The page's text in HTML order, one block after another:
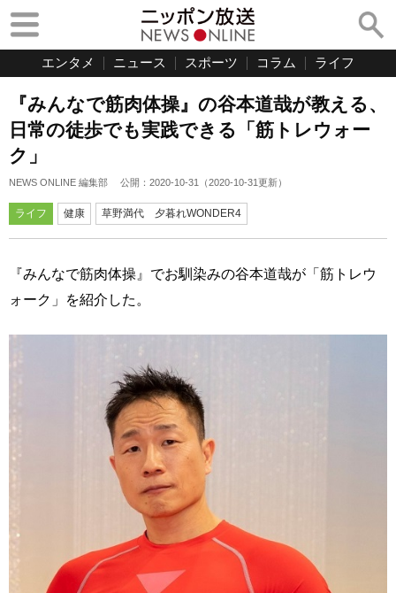
エンタメ ニュース スポーツ コラム ライフ
『みんなで筋肉体操』の谷本道哉が教える、
日常の徒歩でも実践できる「筋トレウォー
ク」
NEWS ONLINE 編集部 公開： 2020-10-31 （2020-10-31更新）
ライフ 健康 草野満代 夕暮れWONDER4
『みんなで筋肉体操』でお馴染みの谷本道哉が「筋トレウ
ォーク」を紹介した。